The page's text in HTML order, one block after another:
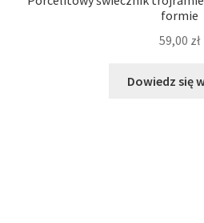
formie
59,00 zł
Dowiedz się